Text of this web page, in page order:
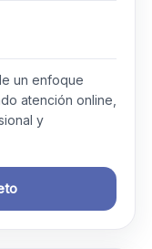
un enfoque
atención online,
y